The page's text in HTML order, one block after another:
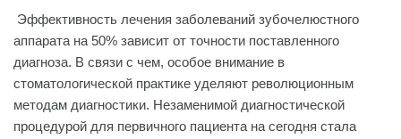
Эффективность лечения заболеваний зубочелюстного
аппарата на 50% зависит от точности поставленного
диагноза. В связи с чем, особое внимание в
стоматологической практике уделяют революционным
методам диагностики. Незаменимой диагностической
процедурой для первичного пациента на сегодня стала